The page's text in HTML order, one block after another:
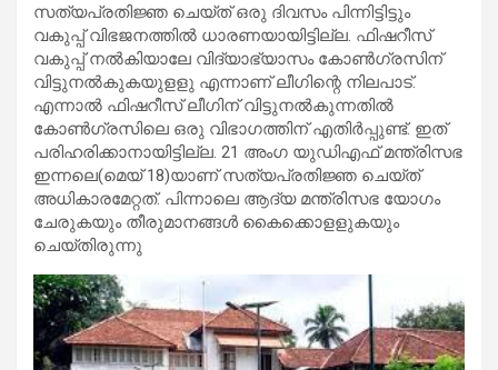
സത്യപ്രതിജ്ഞ ചെയ്ത് ഒരു ദിവസം പിന്നിട്ടിട്ടും
വകുപ്പ് വിഭജനത്തില്‍ ധാരണയായിട്ടില്ല. ഫിഷറീസ്
വകുപ്പ് നല്‍കിയാലേ വിദ്യാഭ്യാസം കോണ്‍ഗ്രസിന്
വിട്ടുനല്‍കുകയുളളു എന്നാണ് ലീഗിന്റെ നിലപാട്.
എന്നാല്‍ ഫിഷറീസ് ലീഗിന് വിട്ടുനല്‍കുന്നതില്‍
കോണ്‍ഗ്രസിലെ ഒരു വിഭാഗത്തിന് എതിര്‍പ്പുണ്ട്. ഇത്
പരിഹരിക്കാനായിട്ടില്ല. 21 അംഗ യുഡിഎഫ് മന്ത്രിസഭ
ഇന്നലെ(മെയ് 18)യാണ് സത്യപ്രതിജ്ഞ ചെയ്ത്
അധികാരമേറ്റത്. പിന്നാലെ ആദ്യ മന്ത്രിസഭ യോഗം
ചേരുകയും തീരുമാനങ്ങള്‍ കൈക്കൊളളുകയും
ചെയ്തിരുന്നു